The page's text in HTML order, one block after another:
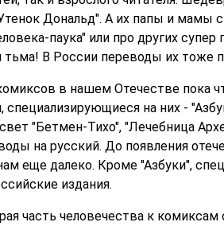
Дональд". А их папы и мамы
паука" или про других супер
тьма! В России переводы их тоже
в нашем Отечестве пока
специализирующиеся на них -
"Бетмен-Тихо", "Лечебница
на русский. До появления
еще далеко. Кроме "Азбуки",
издания.
часть человечества к комиксам